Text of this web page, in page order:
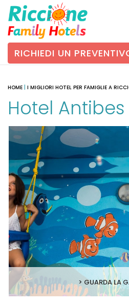
RICHIEDI UN
HOME I MIGLIORI HOTEL PER FAMIGLIE A
Hotel
> GUARDA LA